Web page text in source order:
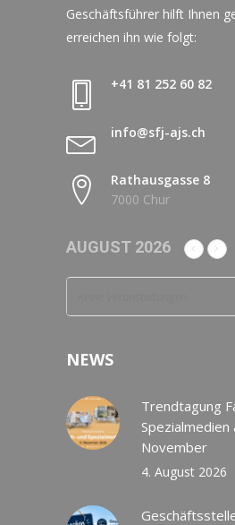
Geschäftsführer hilft Ihnen
erreichen ihn wie folgt:
+41 81 252 60 82
info@sfj-ajs.ch
Rathausgasse 8
7000 Chur
AUGUST 2026
NEWS
Trendtagung
Spezialmedien
November
4. August 2026